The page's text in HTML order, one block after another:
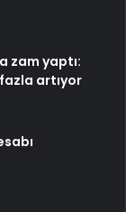
zam yaptı:
artıyor